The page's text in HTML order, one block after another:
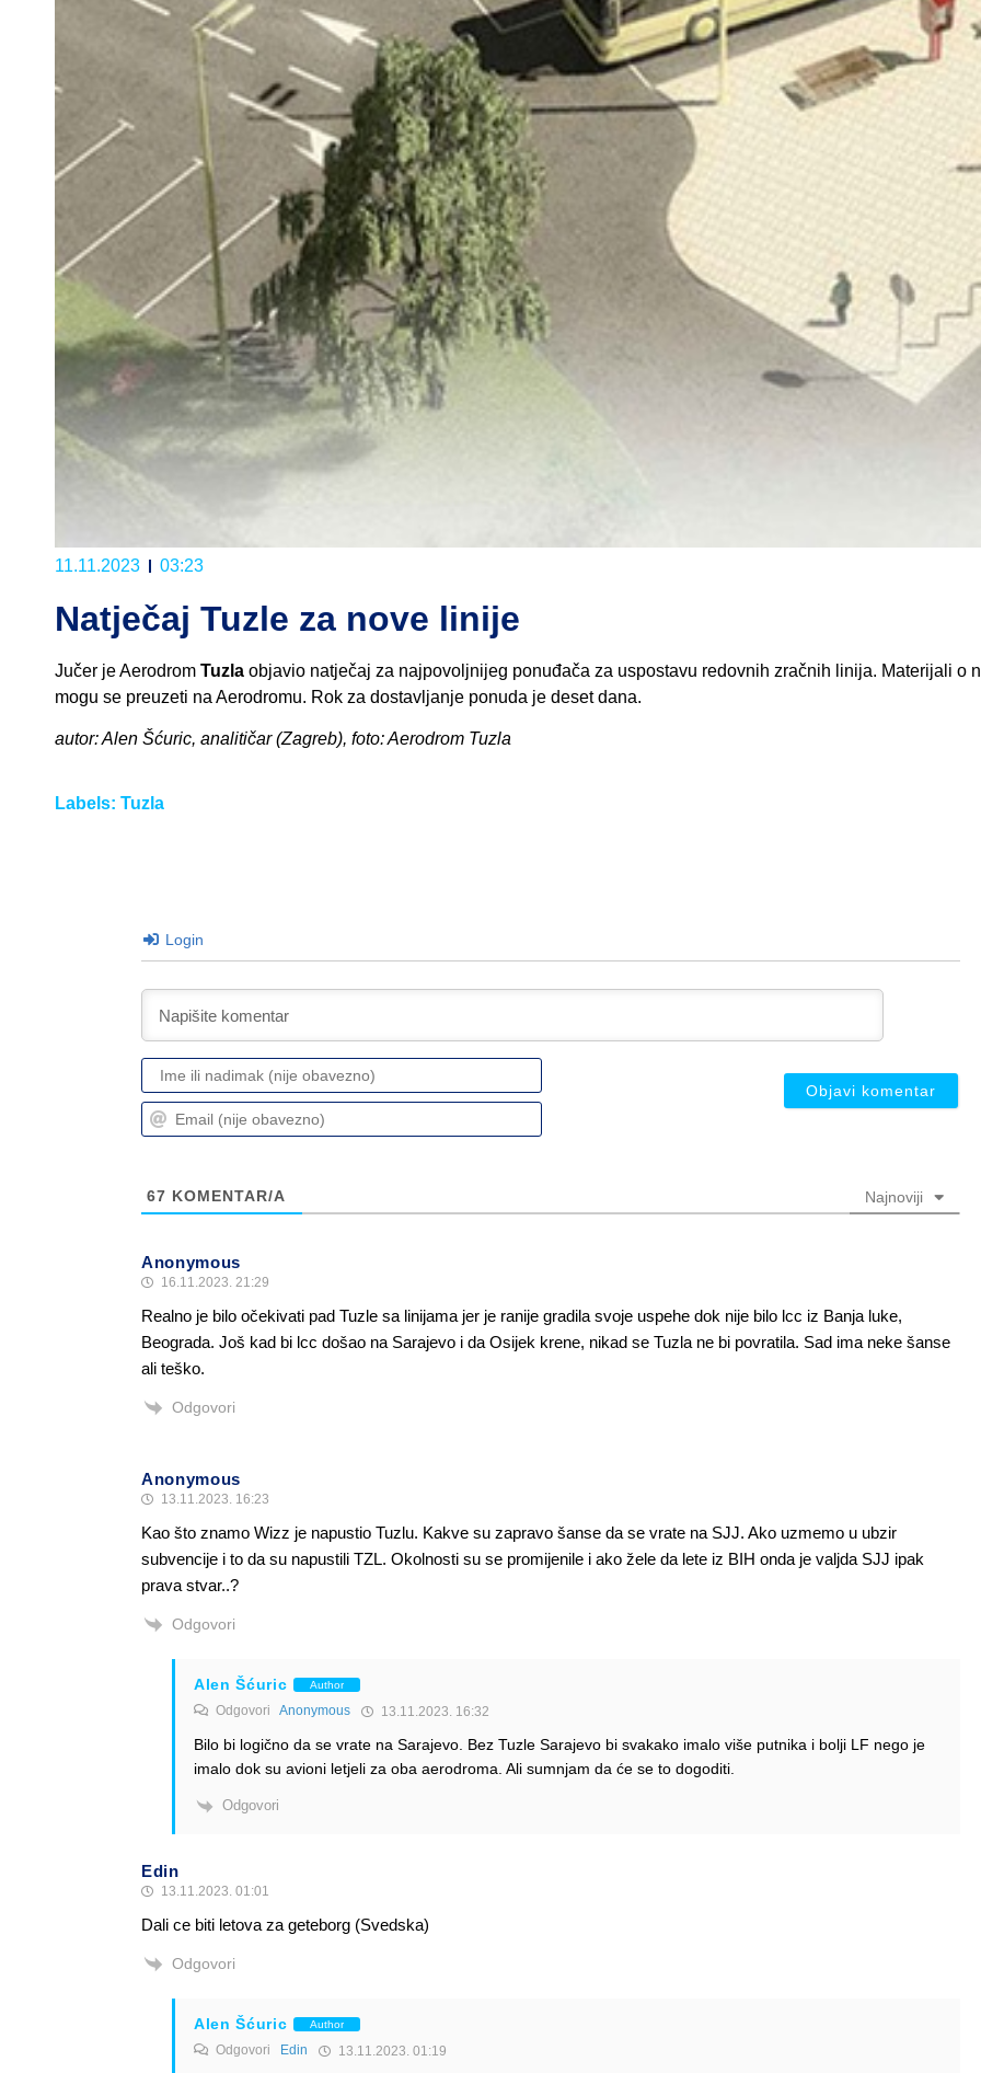
11.11.2023 03:23
Natječaj Tuzle za nove linije
Jučer je Aerodrom Tuzla objavio natječaj za najpovoljnijeg ponuđača za uspostavu redovnih zračnih linija. Materijali o
mogu se preuzeti na Aerodromu. Rok za dostavljanje ponuda je deset dana.
autor: Alen Šćuric, analitičar (Zagreb), foto: Aerodrom Tuzla
Labels: Tuzla
Login
Ime
ili
nadimak
Email
(nije
67 KOMENTAR/A Najnoviji
Anonymous
16.11.2023. 21:29
Realno je bilo očekivati pad Tuzle sa linijama jer je ranije gradila svoje uspehe dok nije bilo lcc iz Banja luke,
Beograda. Još kad bi lcc došao na Sarajevo i da Osijek krene, nikad se Tuzla ne bi povratila. Sad ima neke šanse
ali teško.
Odgovori
Anonymous
13.11.2023. 16:23
Kao što znamo Wizz je napustio Tuzlu. Kakve su zapravo šanse da se vrate na SJJ. Ako uzmemo u ubzir
subvencije i to da su napustili TZL. Okolnosti su se promijenile i ako žele da lete iz BIH onda je valjda SJJ ipak
prava stvar..?
Odgovori
Alen Šćuric Author
Odgovori Anonymous 13.11.2023. 16:32
Bilo bi logično da se vrate na Sarajevo. Bez Tuzle Sarajevo bi svakako imalo više putnika i bolji LF nego je
imalo dok su avioni letjeli za oba aerodroma. Ali sumnjam da će se to dogoditi.
Odgovori
Edin
13.11.2023. 01:01
Dali ce biti letova za geteborg (Svedska)
Odgovori
Alen Šćuric Author
Odgovori Edin 13.11.2023. 01:19